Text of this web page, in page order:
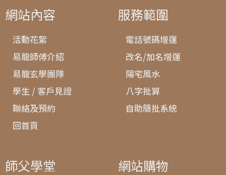
網站內容
活動花絮
易龍師傅介紹
易龍玄學團隊
學生 / 客戶見證
聯絡及預約
回首頁
服務範圍
電話號碼增運
改名/加名增運
陽宅風水
八字批算
自助簡批系統
師父學堂 網站購物